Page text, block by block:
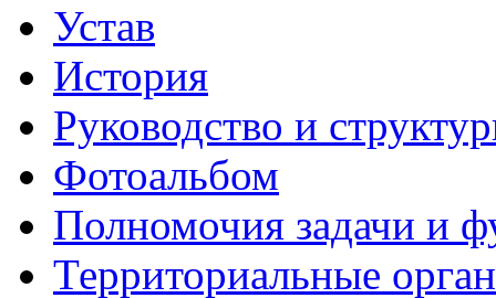
Устав
История
Руководство и
Фотоальбом
Полномочия задачи и
Территориальные